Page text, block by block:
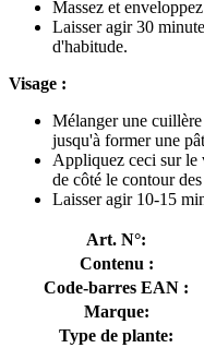
Massez et
Laisser agir 30
d'habitude.
Visage :
Mélanger une
jusqu'à former une
Appliquez ceci sur le
de côté le contour
Laisser agir 10-15
Art. N°:
Contenu :
Code-barres EAN :
Marque:
Type de plante: